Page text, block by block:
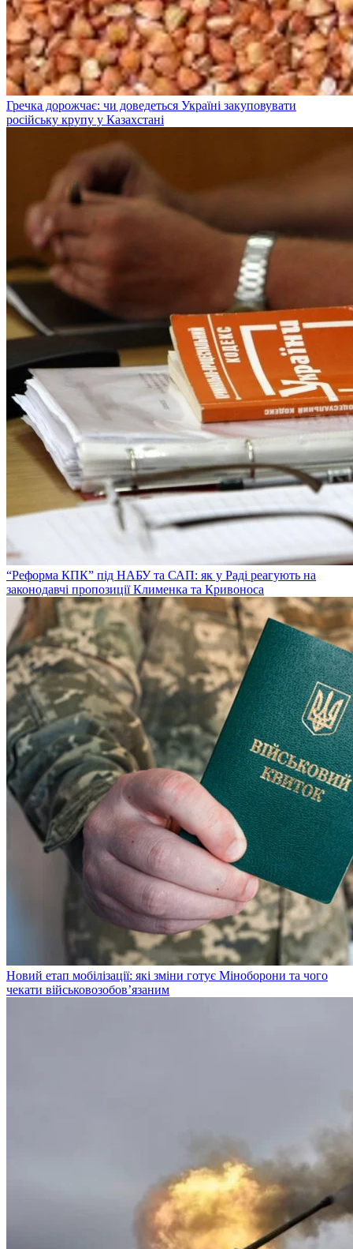
Гречка дорожчає: чи доведеться Україні закуповувати
російську крупу у Казахстані
“Реформа КПК” під НАБУ та САП: як у Раді реагують на
законодавчі пропозиції Клименка та Кривоноса
Новий етап мобілізації: які зміни готує Міноборони та чого
чекати військовозобов’язаним